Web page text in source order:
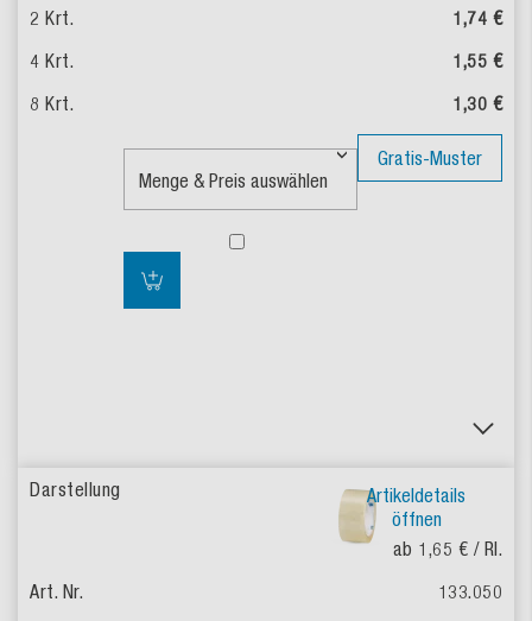
1,74 €
1,55 €
1,30 €
Gratis-Muster
Artikeldetails
öffnen
ab 1,65 € / Rl.
133.050